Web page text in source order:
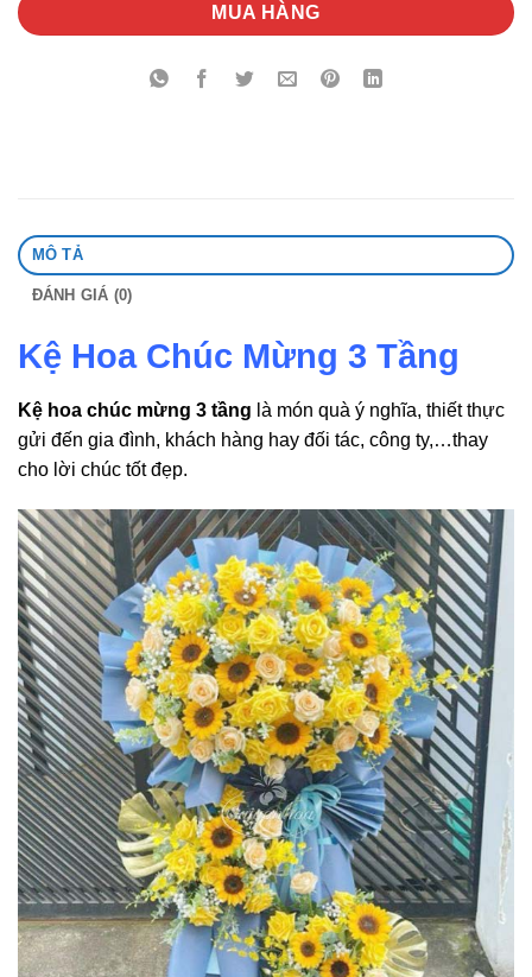
MUA HÀNG
MÔ TẢ
ĐÁNH GIÁ (0)
Kệ Hoa Chúc Mừng 3 Tầng
Kệ hoa chúc mừng 3 tầng là món quà ý nghĩa, thiết thực
gửi đến gia đình, khách hàng hay đối tác, công ty,…thay
cho lời chúc tốt đẹp.